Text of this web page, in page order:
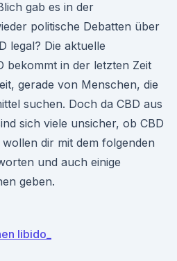
gab es in der
politische Debatten über
legal? Die aktuelle
bekommt in der letzten Zeit
gerade von Menschen, die
suchen. Doch da CBD aus
sich viele unsicher, ob CBD
dir mit dem folgenden
und auch einige
geben.
libido_